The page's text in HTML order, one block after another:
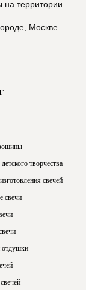
территории
Москве
творчества
свечей
свечи
отдушки